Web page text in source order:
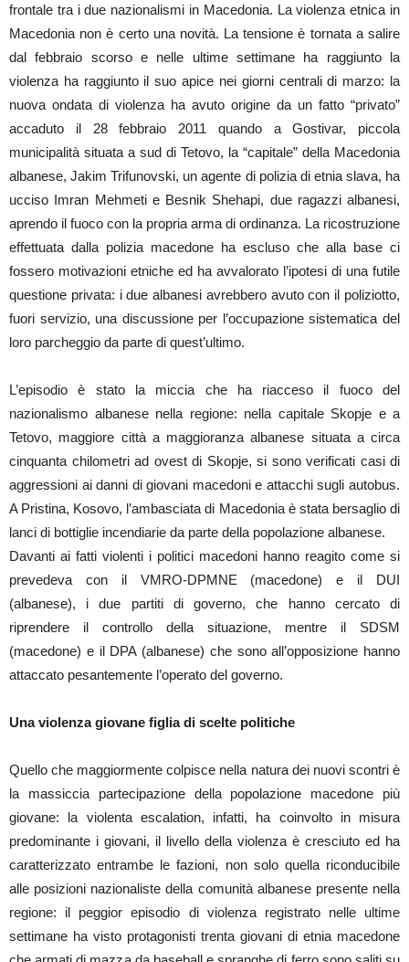
frontale tra i due nazionalismi in Macedonia. La violenza etnica in
Macedonia non è certo una novità. La tensione è tornata a salire
dal febbraio scorso e nelle ultime settimane ha raggiunto la
violenza ha raggiunto il suo apice nei giorni centrali di marzo: la
nuova ondata di violenza ha avuto origine da un fatto “privato”
accaduto il 28 febbraio 2011 quando a Gostivar, piccola
municipalità situata a sud di Tetovo, la “capitale” della Macedonia
albanese, Jakim Trifunovski, un agente di polizia di etnia slava, ha
ucciso Imran Mehmeti e Besnik Shehapi, due ragazzi albanesi,
aprendo il fuoco con la propria arma di ordinanza. La ricostruzione
effettuata dalla polizia macedone ha escluso che alla base ci
fossero motivazioni etniche ed ha avvalorato l’ipotesi di una futile
questione privata: i due albanesi avrebbero avuto con il poliziotto,
fuori servizio, una discussione per l’occupazione sistematica del
loro parcheggio da parte di quest’ultimo.
L’episodio è stato la miccia che ha riacceso il fuoco del
nazionalismo albanese nella regione: nella capitale Skopje e a
Tetovo, maggiore città a maggioranza albanese situata a circa
cinquanta chilometri ad ovest di Skopje, si sono verificati casi di
aggressioni ai danni di giovani macedoni e attacchi sugli autobus.
A Pristina, Kosovo, l’ambasciata di Macedonia è stata bersaglio di
lanci di bottiglie incendiarie da parte della popolazione albanese.
Davanti ai fatti violenti i politici macedoni hanno reagito come si
prevedeva con il VMRO-DPMNE (macedone) e il DUI
(albanese), i due partiti di governo, che hanno cercato di
riprendere il controllo della situazione, mentre il SDSM
(macedone) e il DPA (albanese) che sono all’opposizione hanno
attaccato pesantemente l’operato del governo.
Una violenza giovane figlia di scelte politiche
Quello che maggiormente colpisce nella natura dei nuovi scontri è
la massiccia partecipazione della popolazione macedone più
giovane: la violenta escalation, infatti, ha coinvolto in misura
predominante i giovani, il livello della violenza è cresciuto ed ha
caratterizzato entrambe le fazioni, non solo quella riconducibile
alle posizioni nazionaliste della comunità albanese presente nella
regione: il peggior episodio di violenza registrato nelle ultime
settimane ha visto protagonisti trenta giovani di etnia macedone